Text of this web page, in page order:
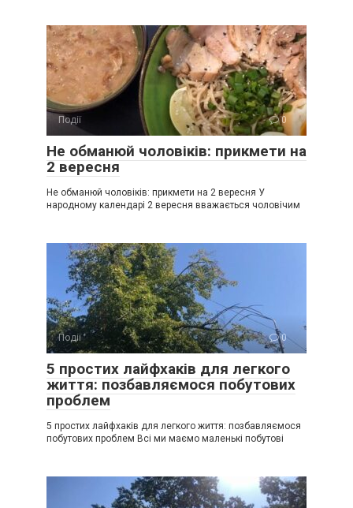
Події 0
Не обманюй чоловіків: прикмети на
2 вересня
Не обманюй чоловіків: прикмети на 2 вересня У
народному календарі 2 вересня вважається чоловічим
Події 0
5 простих лайфхаків для легкого
життя: позбавляємося побутових
проблем
5 простих лайфхаків для легкого життя: позбавляємося
побутових проблем Всі ми маємо маленькі побутові